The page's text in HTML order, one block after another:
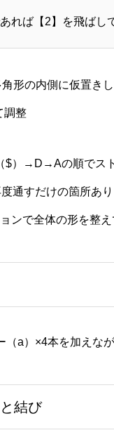
れば【2】を飛ばし
形の内側に仮置き
調整
→D→Aの順でスト
通すだけの箇所あ
ンで全体の形を整え
×4本を加えなが
結び